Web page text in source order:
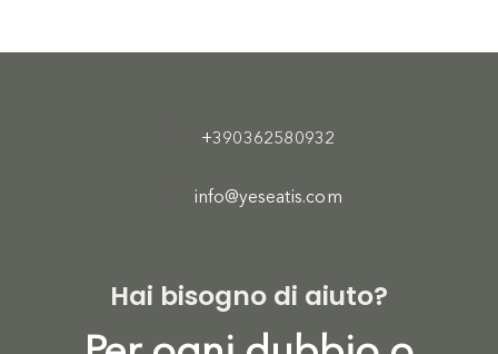
+390362580932
info@yeseatis.com
Hai bisogno di aiuto?